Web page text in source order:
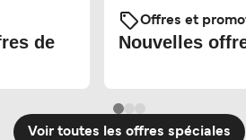
de
Offres et
Nouvelles
Voir toutes les offres spéciales